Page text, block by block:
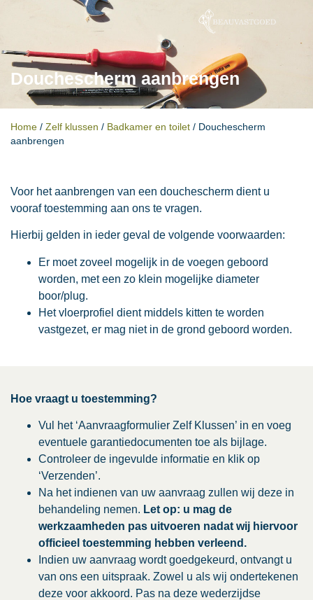
Douchescherm aanbrengen
Home / Zelf klussen / Badkamer en toilet / Douchescherm
aanbrengen
Voor het aanbrengen van een douchescherm dient u
vooraf toestemming aan ons te vragen.
Hierbij gelden in ieder geval de volgende voorwaarden:
Er moet zoveel mogelijk in de voegen geboord
worden, met een zo klein mogelijke diameter
boor/plug.
Het vloerprofiel dient middels kitten te worden
vastgezet, er mag niet in de grond geboord worden.
Hoe vraagt u toestemming?
Vul het ‘Aanvraagformulier Zelf Klussen’ in en voeg
eventuele garantiedocumenten toe als bijlage.
Controleer de ingevulde informatie en klik op
‘Verzenden’.
Na het indienen van uw aanvraag zullen wij deze in
behandeling nemen. Let op: u mag de
werkzaamheden pas uitvoeren nadat wij hiervoor
officieel toestemming hebben verleend.
Indien uw aanvraag wordt goedgekeurd, ontvangt u
van ons een uitspraak. Zowel u als wij ondertekenen
deze voor akkoord. Pas na deze wederzijdse